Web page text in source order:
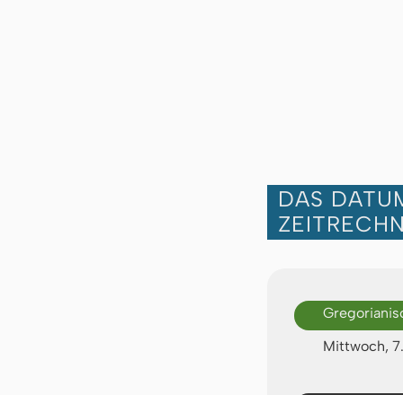
DAS
Mittwoch,